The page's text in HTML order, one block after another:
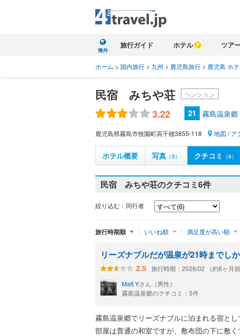
海外
旅行ガイド ホテル ツア
ホーム > 国内旅行 > 九州 > 鹿児島旅行 > 鹿児島 ホ
民宿 みちや荘 ペンション
3.22 21 霧島温泉
鹿児島県霧島市牧園町高千穂3855-118 地図 /ア
ホテル概要 写真 （9） クチコミ （6）
民宿 みちや荘のクチコミ6件
絞り込む：同行者
旅行時期順 いいね順 満足度が高い順
リーズナブルだが温泉が21時までし
2.5
旅行時期：2026/02 （約6ヶ月前
Matt Yさん（男性）
霧島温泉郷のクチコミ：5件
霧島温泉郷でリーズナブルに泊まれる宿とし
部屋は普通の和室ですが、敷布団の下に敷